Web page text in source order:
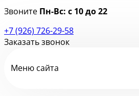
Звоните Пн-Вс: с 10 до 22
+7 (926) 726-29-58
Заказать звонок
Меню сайта